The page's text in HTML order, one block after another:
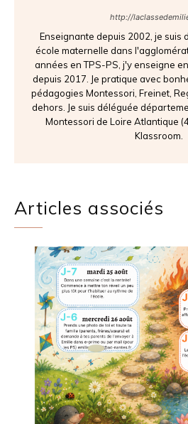
http://
Enseignante depuis 2002, je suis
école maternelle dans
années en TPS-PS, j'y enseigne
depuis 2017. Je pratique avec
pédagogies Montessori, Freinet,
dehors. Je suis déléguée
Montessori de Loire Atlantique
Klassroom.
Articles associés